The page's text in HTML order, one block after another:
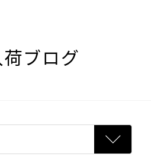
ブログ